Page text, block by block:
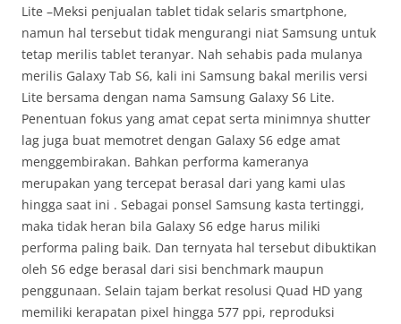
Lite –Meksi penjualan tablet tidak selaris smartphone,
namun hal tersebut tidak mengurangi niat Samsung untuk
tetap merilis tablet teranyar. Nah sehabis pada mulanya
merilis Galaxy Tab S6, kali ini Samsung bakal merilis versi
Lite bersama dengan nama Samsung Galaxy S6 Lite.
Penentuan fokus yang amat cepat serta minimnya shutter
lag juga buat memotret dengan Galaxy S6 edge amat
menggembirakan. Bahkan performa kameranya
merupakan yang tercepat berasal dari yang kami ulas
hingga saat ini . Sebagai ponsel Samsung kasta tertinggi,
maka tidak heran bila Galaxy S6 edge harus miliki
performa paling baik. Dan ternyata hal tersebut dibuktikan
oleh S6 edge berasal dari sisi benchmark maupun
penggunaan. Selain tajam berkat resolusi Quad HD yang
memiliki kerapatan pixel hingga 577 ppi, reproduksi